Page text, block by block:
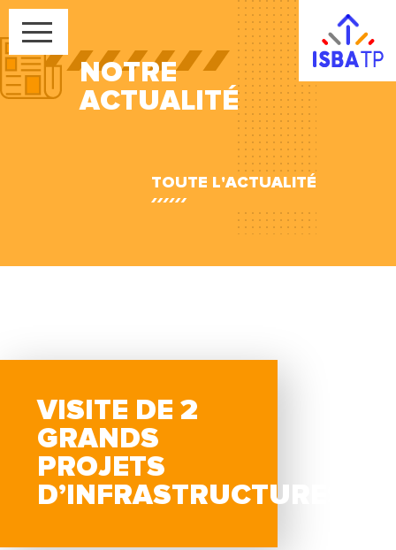
NOTRE
ACTUALITÉ
TOUTE L'ACTUALITÉ
VISITE DE 2
GRANDS
PROJETS
D’INFRASTRUCTURES